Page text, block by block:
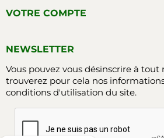
VOTRE COMPTE
NEWSLETTER
Vous pouvez vous désinscrire à tout
trouverez pour cela nos
conditions d'utilisation du site.